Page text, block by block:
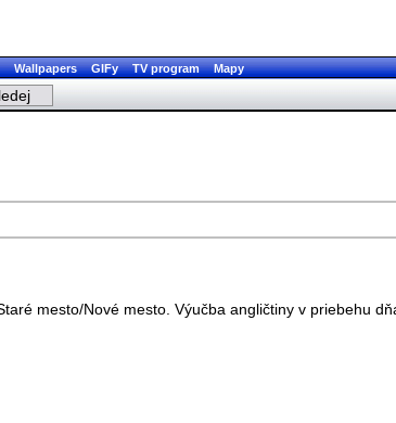
Wallpapers GIFy TV program Mapy
mesto/Nové mesto. Výučba angličtiny v priebehu